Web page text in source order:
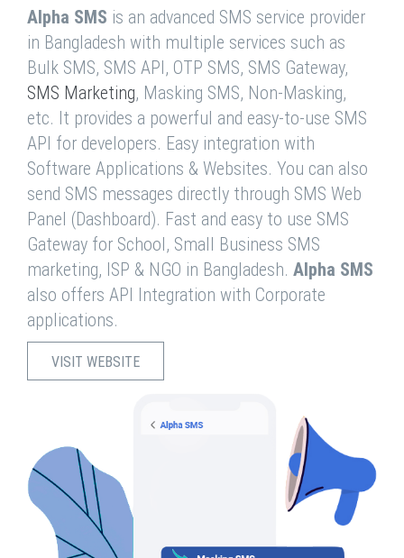
Alpha SMS is an advanced SMS service provider
in Bangladesh with multiple services such as
Bulk SMS, SMS API, OTP SMS, SMS Gateway,
SMS Marketing, Masking SMS, Non-Masking,
etc. It provides a powerful and easy-to-use SMS
API for developers. Easy integration with
Software Applications & Websites. You can also
send SMS messages directly through SMS Web
Panel (Dashboard). Fast and easy to use SMS
Gateway for School, Small Business SMS
marketing, ISP & NGO in Bangladesh. Alpha SMS
also offers API Integration with Corporate
applications.
VISIT WEBSITE